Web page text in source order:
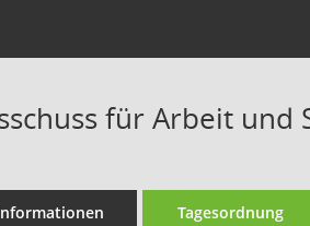
für Arbeit und
Tagesordnung